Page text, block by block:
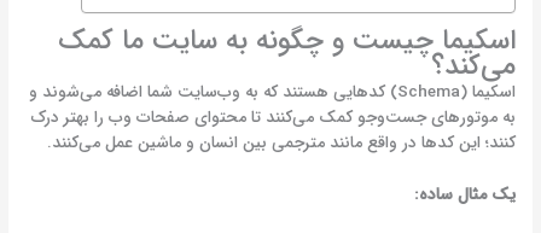
اسکیما چیست و چگونه به سایت ما کمک
می‌کند؟
اسکیما (Schema) کدهایی هستند که به وب‌سایت شما اضافه می‌شوند و
به موتورهای جست‌وجو کمک می‌کنند تا محتوای صفحات وب را بهتر درک
کنند؛ این کدها در واقع مانند مترجمی بین انسان و ماشین عمل می‌کنند.
یک مثال ساده: